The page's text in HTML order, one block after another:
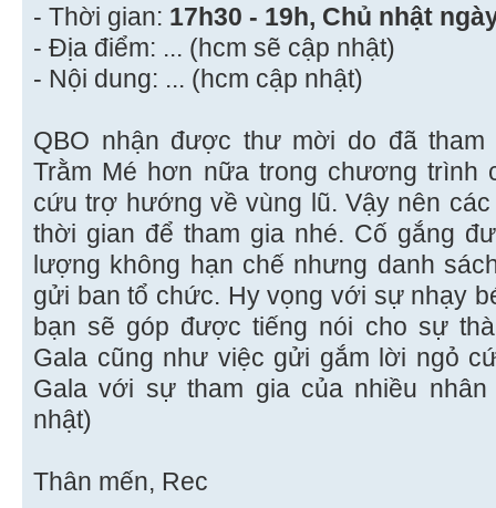
- Thời gian: 17h30 - 19h, Chủ nhật
- Địa điểm: ... (hcm sẽ cập nhật)
- Nội dung: ... (hcm cập nhật)
QBO nhận được thư mời do đã
Trằm Mé hơn nữa trong chương trình
cứu trợ hướng về vùng lũ. Vậy nên
thời gian để tham gia nhé. Cố gắng
lượng không hạn chế nhưng danh
gửi ban tổ chức. Hy vọng với sự nhạy
bạn sẽ góp được tiếng nói cho sự
Gala cũng như việc gửi gắm lời ngỏ
Gala với sự tham gia của nhiều
nhật)
Thân mến, Rec